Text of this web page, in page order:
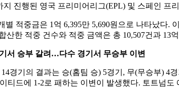
지 진행된 영국 프리미어리그(EPL) 및 스페인
적중금은 1억 6,395만 5,690원으로 나타났다.
산한 적중 건수와 적중 금액은 총 10,507건과 13
서 승부 갈려…다수 경기서 무승부 이변
경기의 결과는 승(홈팀 승) 5경기, 무(무승부)
티드에 1-2로 패하는 이변이 발생했다. 토트넘